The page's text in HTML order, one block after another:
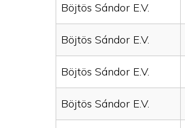
Böjtös Sándor E.V.
Böjtös Sándor E.V.
Böjtös Sándor E.V.
Böjtös Sándor E.V.